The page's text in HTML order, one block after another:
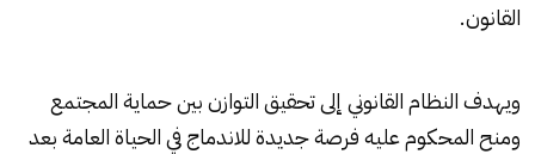
القانون.
ويهدف النظام القانوني إلى تحقيق التوازن بين حماية المجتمع
ومنح المحكوم عليه فرصة جديدة للاندماج في الحياة العامة بعد